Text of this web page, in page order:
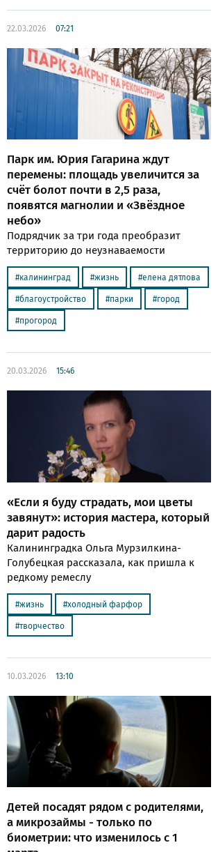
22.03.2026 07:21
Парк им. Юрия Гагарина ждут
перемены: площадь увеличится за
счёт болот почти в 2,5 раза,
появятся магнолии и «Звёздное
небо»
Подрядчик за три года преобразит
территорию до неузнаваемости
калининград жизнь елена дятлова
благоустройство парки город
прогород
20.03.2026 15:46
«Если я буду страдать, мои цветы
завянут»: история мастера, который
дарит радость
Калининградка Ольга Мурзилкина-
Голубецкая рассказала, как пришла к
редкому ремеслу
жизнь холодный фарфор
творчество
10.03.2026 13:10
Детей посадят рядом с родителями,
а микрозаймы - только по
биометрии: что изменилось с 1